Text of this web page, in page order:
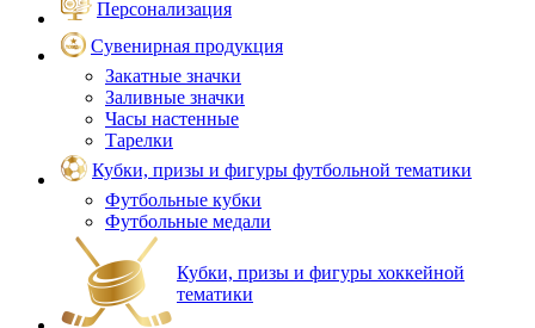
Персонализация
Сувенирная продукция
Закатные значки
Заливные значки
Часы настенные
Тарелки
Кубки, призы и фигуры футбольной тематики
Футбольные кубки
Футбольные медали
Кубки, призы и фигуры хоккейной
тематики